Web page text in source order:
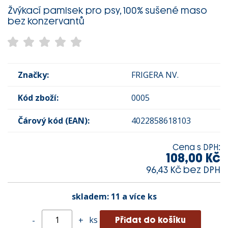
Žvýkací pamlsek pro psy, 100% sušené maso
bez konzervantů
Značky: FRIGERA NV.
Kód zboží: 0005
Čárový kód (EAN): 4022858618103
Cena s DPH:
108,00 Kč
96,43 Kč bez DPH
skladem: 11 a více ks
- + ks